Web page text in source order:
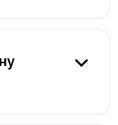
на
посилання
унікальний